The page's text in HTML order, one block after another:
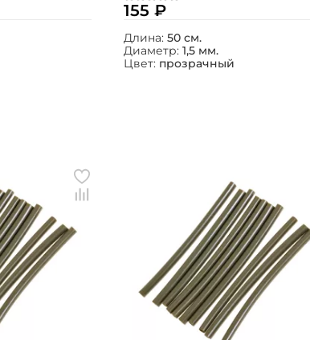
155 ₽
Длина: 50 см.
Диаметр: 1,5 мм.
Цвет: прозрачный